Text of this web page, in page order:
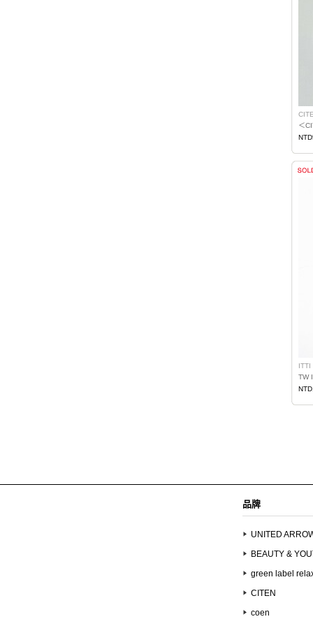
＜
ITTI
TW
品牌
UNITED
BEAUTY &
green label
CITEN
coen